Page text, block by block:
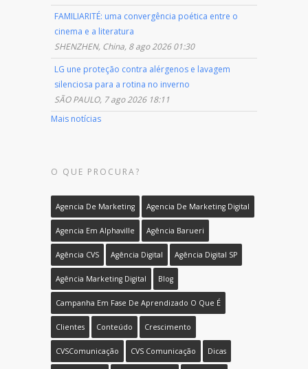
FAMILIARITÉ: uma convergência poética entre o
cinema e a literatura
SHENZHEN, China, 8 ago 2026 01:30
LG une proteção contra alérgenos e lavagem
silenciosa para a rotina no inverno
SÃO PAULO, 7 ago 2026 18:11
Mais notícias
O QUE PROCURA?
Agencia De Marketing Agencia De Marketing Digital
Agencia Em Alphaville Agência Barueri
Agência CVS Agência Digital Agência Digital SP
Agência Marketing Digital Blog
Campanha Em Fase De Aprendizado O Que É
Clientes Conteúdo Crescimento
CVSComunicação CVS Comunicação Dicas